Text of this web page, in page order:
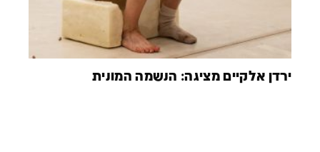
ירדן אלקיים מציגה: הנשמה המונית